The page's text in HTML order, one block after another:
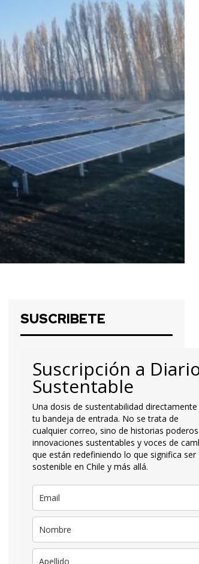
SUSCRIBETE
Suscripción a
Sustentable
Una dosis de sustentabilidad
tu bandeja de entrada. No se trata de
cualquier correo, sino de historias
innovaciones sustentables y voces de
que están redefiniendo lo que significa ser
sostenible en Chile y más allá.